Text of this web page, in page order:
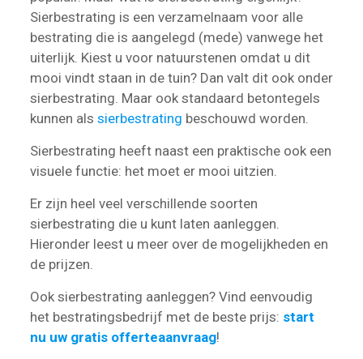
Sierbestrating is een verzamelnaam voor alle
bestrating die is aangelegd (mede) vanwege het
uiterlijk. Kiest u voor natuurstenen omdat u dit
mooi vindt staan in de tuin? Dan valt dit ook onder
sierbestrating. Maar ook standaard betontegels
kunnen als sierbestrating beschouwd worden.
Sierbestrating heeft naast een praktische ook een
visuele functie: het moet er mooi uitzien.
Er zijn heel veel verschillende soorten
sierbestrating die u kunt laten aanleggen.
Hieronder leest u meer over de mogelijkheden en
de prijzen.
Ook sierbestrating aanleggen? Vind eenvoudig
het bestratingsbedrijf met de beste prijs: start
nu uw gratis offerteaanvraag!